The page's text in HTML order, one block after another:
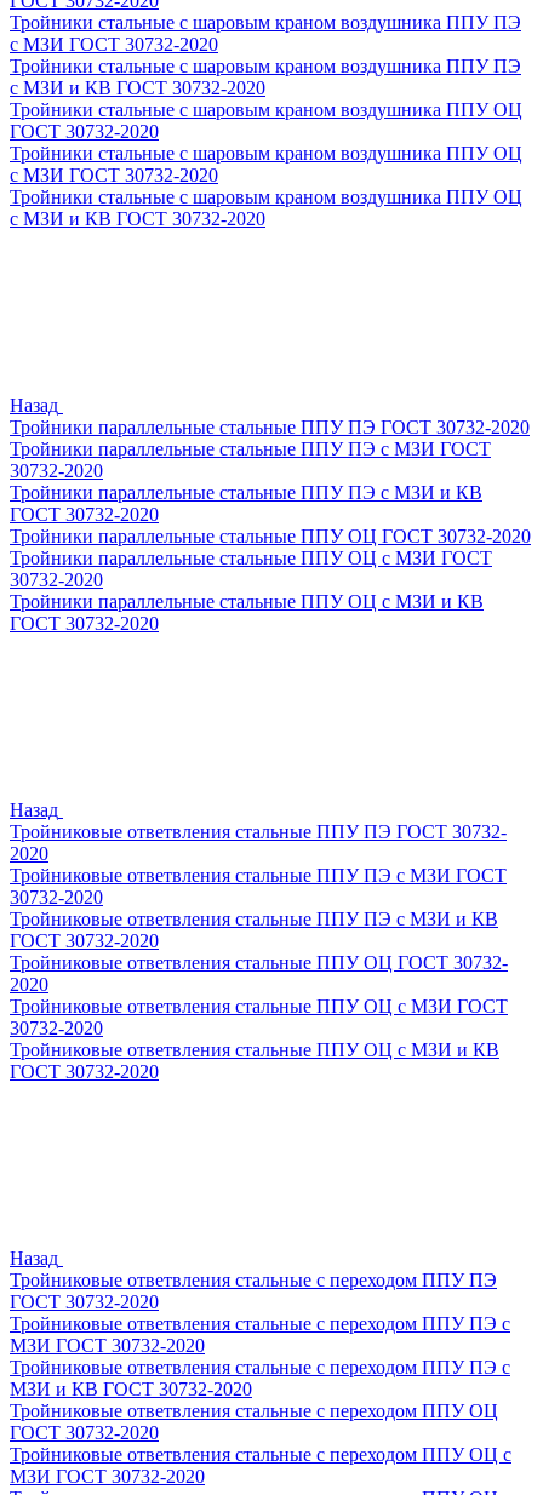
Тройники стальные с шаровым краном воздушника ППУ ПЭ
с МЗИ ГОСТ 30732-2020
Тройники стальные с шаровым краном воздушника ППУ ПЭ
с МЗИ и КВ ГОСТ 30732-2020
Тройники стальные с шаровым краном воздушника ППУ ОЦ
ГОСТ 30732-2020
Тройники стальные с шаровым краном воздушника ППУ ОЦ
с МЗИ ГОСТ 30732-2020
Тройники стальные с шаровым краном воздушника ППУ ОЦ
с МЗИ и КВ ГОСТ 30732-2020
Назад
Тройники параллельные стальные ППУ ПЭ ГОСТ 30732-2020
Тройники параллельные стальные ППУ ПЭ с МЗИ ГОСТ
30732-2020
Тройники параллельные стальные ППУ ПЭ с МЗИ и КВ
ГОСТ 30732-2020
Тройники параллельные стальные ППУ ОЦ ГОСТ 30732-2020
Тройники параллельные стальные ППУ ОЦ с МЗИ ГОСТ
30732-2020
Тройники параллельные стальные ППУ ОЦ с МЗИ и КВ
ГОСТ 30732-2020
Назад
Тройниковые ответвления стальные ППУ ПЭ ГОСТ 30732-
2020
Тройниковые ответвления стальные ППУ ПЭ с МЗИ ГОСТ
30732-2020
Тройниковые ответвления стальные ППУ ПЭ с МЗИ и КВ
ГОСТ 30732-2020
Тройниковые ответвления стальные ППУ ОЦ ГОСТ 30732-
2020
Тройниковые ответвления стальные ППУ ОЦ с МЗИ ГОСТ
30732-2020
Тройниковые ответвления стальные ППУ ОЦ с МЗИ и КВ
ГОСТ 30732-2020
Назад
Тройниковые ответвления стальные с переходом ППУ ПЭ
ГОСТ 30732-2020
Тройниковые ответвления стальные с переходом ППУ ПЭ с
МЗИ ГОСТ 30732-2020
Тройниковые ответвления стальные с переходом ППУ ПЭ с
МЗИ и КВ ГОСТ 30732-2020
Тройниковые ответвления стальные с переходом ППУ ОЦ
ГОСТ 30732-2020
Тройниковые ответвления стальные с переходом ППУ ОЦ с
МЗИ ГОСТ 30732-2020